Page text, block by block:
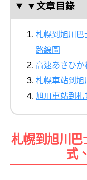
▼文章目錄
札幌到旭川巴
路線圖
高速あさひ
札幌車站到旭
旭川車站到札
札幌到旭川
式